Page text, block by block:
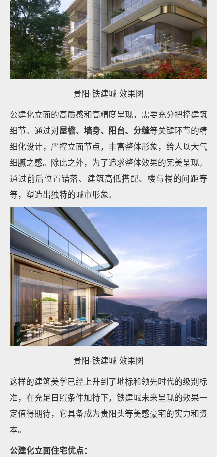
贵阳·铁建城 效果图
公建化立面的高质感和高精度呈现，需要充分把控建筑
细节。通过对屋檐、墙身、阳台、分缝等关键环节的精
细化设计，严控立面节点，丰富整体形象，给人以大气
细腻之感。除此之外，为了追求整体效果的完美呈现，
通过前后位置错落、建筑高低搭配、楼与楼的间距等
等，塑造出独特的城市形象。
贵阳·铁建城 效果图
这样的建筑美学已经上升到了地标和领先时代的级别标
准，在充足日照条件加持下，铁建城未来呈现的效果一
定值得期待，它具备成为贵阳头等美感豪宅的实力和资
本。
公建化立面住宅优点：